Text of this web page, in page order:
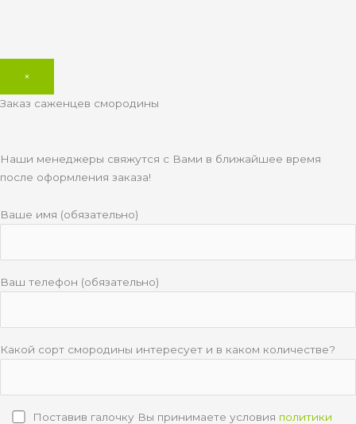
×
Заказ саженцев смородины
Наши менеджеры свяжутся с Вами в ближайшее время
после оформления заказа!
Ваше имя (обязательно)
Ваш телефон (обязательно)
Какой сорт смородины интересует и в каком количестве?
Поставив галочку Вы принимаете условия политики